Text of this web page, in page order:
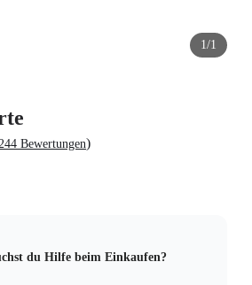
1/1
Bewertungen)
du Hilfe beim Einkaufen?